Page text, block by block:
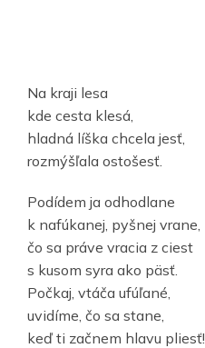
Na kraji lesa
kde cesta klesá,
hladná líška chcela jesť,
rozmýšľala ostošesť.
Podídem ja odhodlane
k nafúkanej, pyšnej vrane,
čo sa práve vracia z ciest
s kusom syra ako päsť.
Počkaj, vtáča ufúľané,
uvidíme, čo sa stane,
keď ti začnem hlavu pliesť!